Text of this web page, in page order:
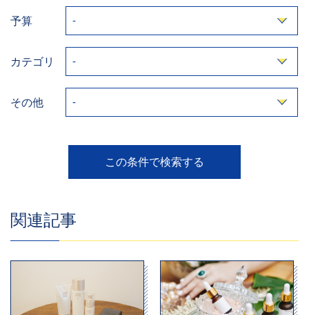
予算
カテゴリ
その他
関連記事